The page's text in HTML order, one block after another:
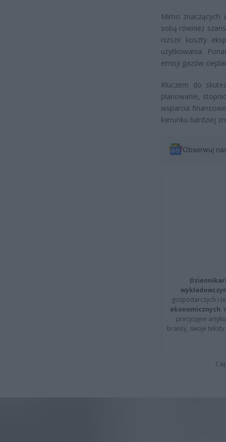
Mimo znaczących
sobą również
niższe koszty
użytkowania.
emisji gazów
Kluczem do
planowanie,
wsparcia
kierunku bardziej
Obserwuj
gospodarczych i
ekonomicznych.
precyzyjne
branży, swoje